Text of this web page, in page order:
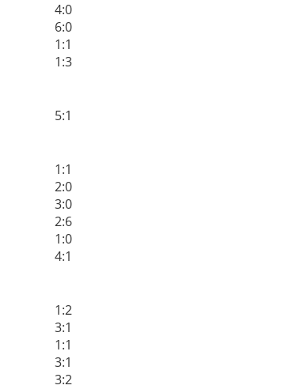
4:0
6:0
1:1
1:3
5:1
1:1
2:0
3:0
2:6
1:0
4:1
1:2
3:1
1:1
3:1
3:2